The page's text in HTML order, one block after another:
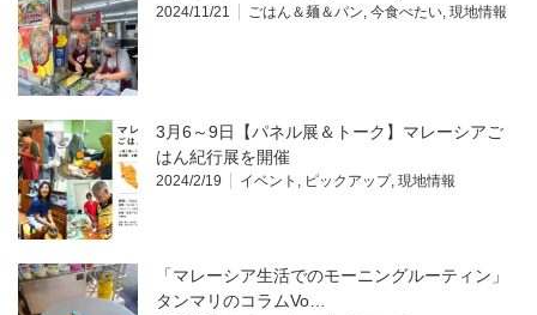
2024/11/21 ごはん＆麺＆パン, 今食べたい, 現地情報
3月6～9日【パネル展＆トーク】マレーシアご
はん紀行展を開催
2024/2/19 イベント , ピックアップ, 現地情報
「マレーシア生活でのモーニングルーティン」
タンマリのコラムVo…